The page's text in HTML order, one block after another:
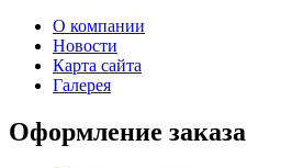
О компании
Новости
Карта сайта
Галерея
Оформление заказа